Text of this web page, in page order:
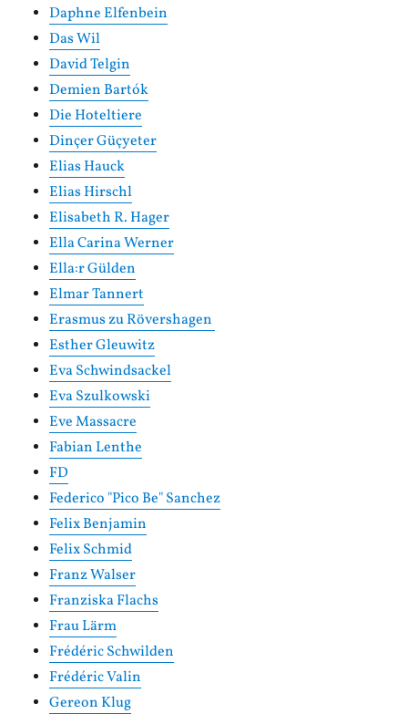
Daphne Elfenbein
Das Wil
David Telgin
Demien Bartók
Die Hoteltiere
Dinçer Güçyeter
Elias Hauck
Elias Hirschl
Elisabeth R. Hager
Ella Carina Werner
Ella:r Gülden
Elmar Tannert
Erasmus zu Rövershagen
Esther Gleuwitz
Eva Schwindsackel
Eva Szulkowski
Eve Massacre
Fabian Lenthe
FD
Federico "Pico Be" Sanchez
Felix Benjamin
Felix Schmid
Franz Walser
Franziska Flachs
Frau Lärm
Frédéric Schwilden
Frédéric Valin
Gereon Klug